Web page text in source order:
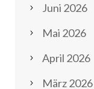
Juni 2026
Mai 2026
April 2026
März 2026